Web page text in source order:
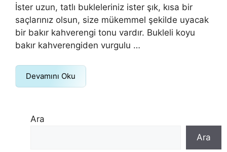
İster uzun, tatlı bukleleriniz ister şık, kısa bir
saçlarınız olsun, size mükemmel şekilde uyacak
bir bakır kahverengi tonu vardır. Bukleli koyu
bakır kahverengiden vurgulu …
Devamını Oku
Ara
Ara